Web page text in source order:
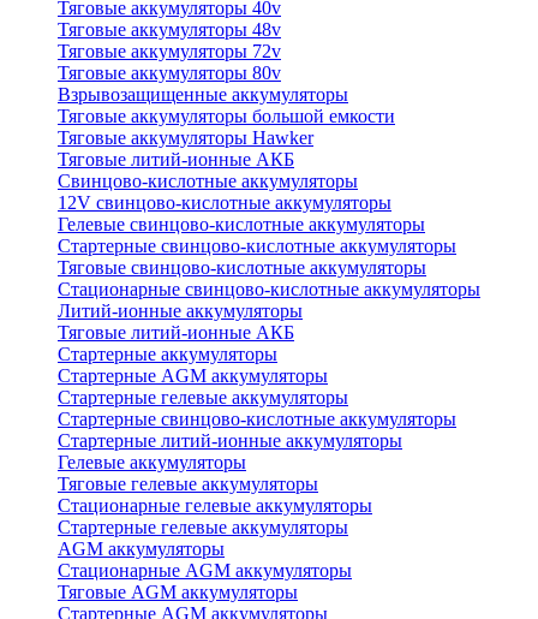
Тяговые аккумуляторы 40v
Тяговые аккумуляторы 48v
Тяговые аккумуляторы 72v
Тяговые аккумуляторы 80v
Взрывозащищенные аккумуляторы
Тяговые аккумуляторы большой емкости
Тяговые аккумуляторы Hawker
Тяговые литий-ионные АКБ
Свинцово-кислотные аккумуляторы
12V свинцово-кислотные аккумуляторы
Гелевые свинцово-кислотные аккумуляторы
Стартерные свинцово-кислотные аккумуляторы
Тяговые свинцово-кислотные аккумуляторы
Стационарные свинцово-кислотные аккумуляторы
Литий-ионные аккумуляторы
Тяговые литий-ионные АКБ
Стартерные аккумуляторы
Стартерные AGM аккумуляторы
Стартерные гелевые аккумуляторы
Стартерные свинцово-кислотные аккумуляторы
Стартерные литий-ионные аккумуляторы
Гелевые аккумуляторы
Тяговые гелевые аккумуляторы
Стационарные гелевые аккумуляторы
Стартерные гелевые аккумуляторы
AGM аккумуляторы
Стационарные AGM аккумуляторы
Тяговые AGM аккумуляторы
Стартерные AGM аккумуляторы